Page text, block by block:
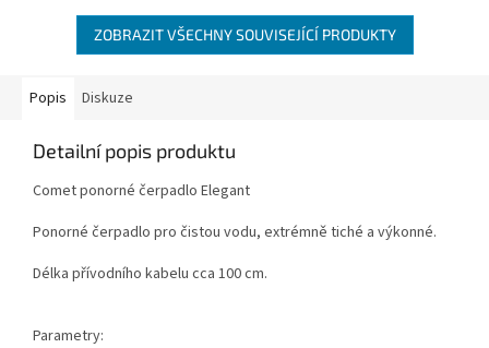
ZOBRAZIT VŠECHNY SOUVISEJÍCÍ PRODUKTY
Popis Diskuze
Detailní popis produktu
Comet ponorné čerpadlo Elegant
Ponorné čerpadlo pro čistou vodu, extrémně tiché a výkonné.
Délka přívodního kabelu cca 100 cm.
Parametry: